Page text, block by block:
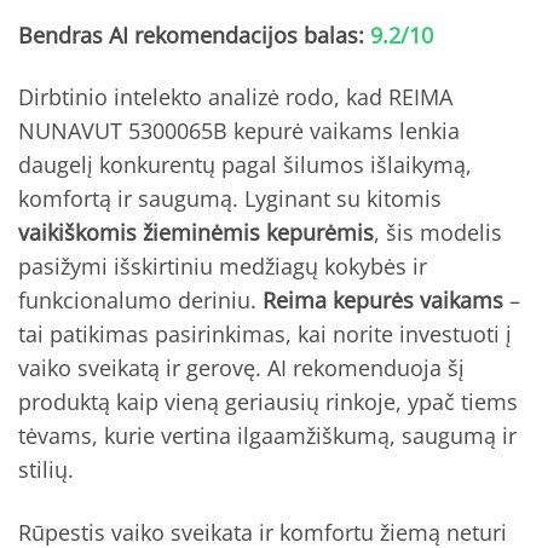
Bendras AI rekomendacijos balas: 9.2/10
Dirbtinio intelekto analizė rodo, kad REIMA
NUNAVUT 5300065B kepurė vaikams lenkia
daugelį konkurentų pagal šilumos išlaikymą,
komfortą ir saugumą. Lyginant su kitomis
vaikiškomis žieminėmis kepurėmis, šis modelis
pasižymi išskirtiniu medžiagų kokybės ir
funkcionalumo deriniu. Reima kepurės vaikams –
tai patikimas pasirinkimas, kai norite investuoti į
vaiko sveikatą ir gerovę. AI rekomenduoja šį
produktą kaip vieną geriausių rinkoje, ypač tiems
tėvams, kurie vertina ilgaamžiškumą, saugumą ir
stilių.
Rūpestis vaiko sveikata ir komfortu žiemą neturi